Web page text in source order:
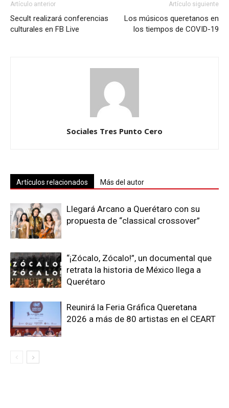
Artículo anterior
Secult realizará conferencias
culturales en FB Live
Artículo siguiente
Los músicos queretanos en
los tiempos de COVID-19
Sociales Tres Punto Cero
Artículos relacionados Más del autor
Llegará Arcano a Querétaro con su
propuesta de “classical crossover”
“¡Zócalo, Zócalo!”, un documental que
retrata la historia de México llega a
Querétaro
Reunirá la Feria Gráfica Queretana
2026 a más de 80 artistas en el CEART